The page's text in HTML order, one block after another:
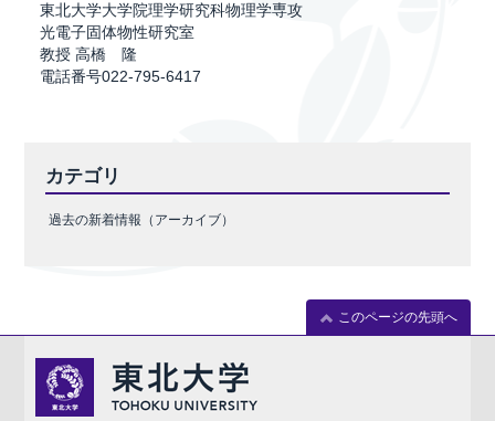
東北大学大学院理学研究科物理学専攻
光電子固体物性研究室
教授 高橋 隆
電話番号022-795-6417
カテゴリ
過去の新着情報（アーカイブ）
このページの先頭へ